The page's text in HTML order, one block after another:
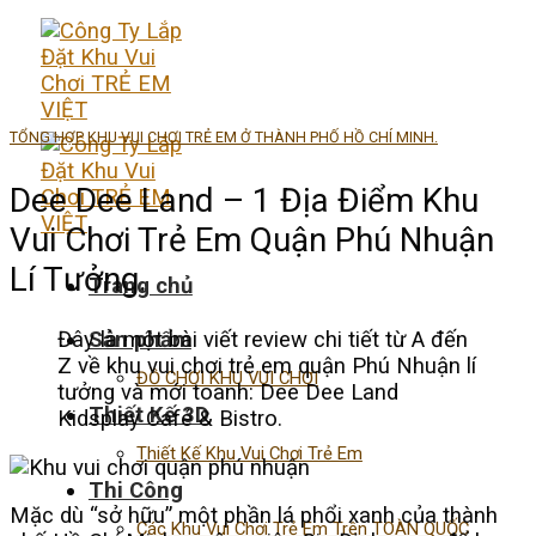
Skip
content
Trang chủ
Sản phẩm
ĐỒ CHƠI KHU VUI CHƠI
Thiết Kế 3D
Thiết Kế Khu Vui Chơi Trẻ Em
Thi Công
Các Khu Vui Chơi Trẻ Em Trên TOÀN QUỐC
TỔNG HỢP KHU VUI CHƠI TRẺ EM Ở THÀNH PHỐ HỒ CHÍ MINH.
Dee Dee Land – 1 Địa Điểm Khu
Vui Chơi Trẻ Em Quận Phú Nhuận
Lí Tưởng.
Đây là một bài viết review chi tiết từ A đến
Z về khu vui chơi trẻ em quận Phú Nhuận lí
tưởng và mới toanh: Dee Dee Land
Kidsplay Café & Bistro.
Mặc dù “sở hữu” một phần lá phổi xanh của thành